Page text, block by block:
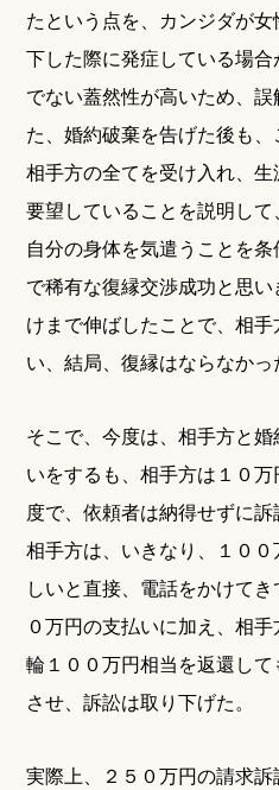
たという点を、カンジダが
下した際に発症している場
でない蓋然性が高いため、
た、婚約破棄を告げた後も、
相手方の全てを受け入れ、
要望していることを説明して
自分の身体を気遣うことを
で稀有な復縁交渉成功と思
けまで伸ばしたことで、相
い、結局、復縁はならなかっ
そこで、今度は、相手方と
いをするも、相手方は１０
度で、依頼者は納得せずに訴
相手方は、いきなり、１０
しいと直接、電話をかけて
０万円の支払いに加え、相
輪１００万円相当を返還し
させ、訴訟は取り下げた。
実際上、２５０万円の請求